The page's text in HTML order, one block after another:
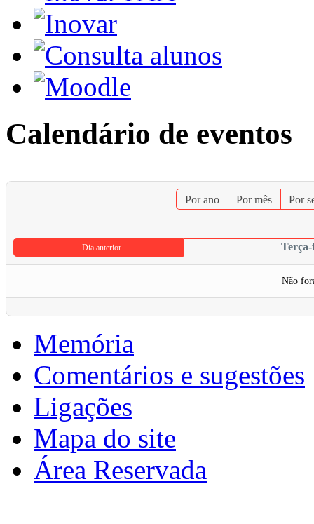
Calendário de eventos
Por ano Por mês Por
Dia anterior
Não
Memória
Comentários e sugestões
Ligações
Mapa do site
Área Reservada